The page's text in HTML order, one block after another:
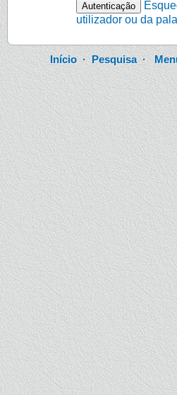
utilizador ou da
Início· Pesquisa·